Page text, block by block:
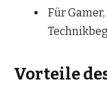
Für
Vorteile